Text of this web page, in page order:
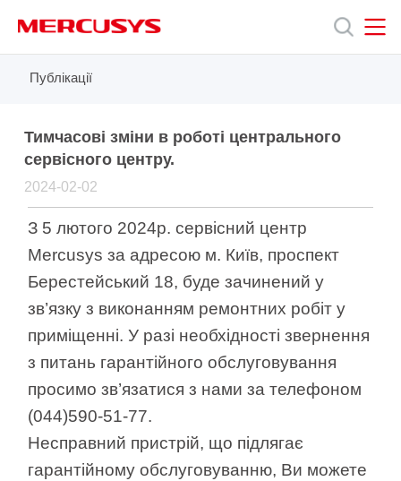
navigation
Продукція
Підтримка
Про
Публікації
Тимчасові зміни в роботі центрального
сервісного центру.
2024-02-02
З 5 лютого 2024р. сервісний центр
Mercusys за адресою м. Київ, проспект
Берестейський 18, буде зачинений у
зв’язку з виконанням ремонтних робіт у
приміщенні. У разі необхідності звернення
з питань гарантійного обслуговування
просимо зв’язатися з нами за телефоном
(044)590-51-77.
Несправний пристрій, що підлягає
гарантійному обслуговуванню, Ви можете